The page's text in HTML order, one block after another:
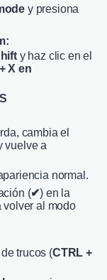
y presiona
y haz clic en el
X en
cambia el
vuelve a
normal.
(✔) en la
volver al modo
trucos (CTRL +